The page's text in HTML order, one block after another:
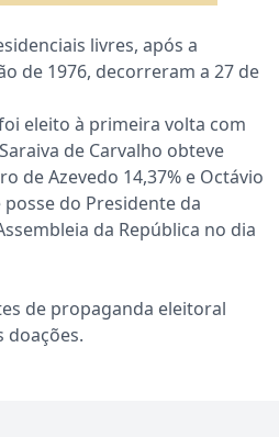
livres, após a
de 1976, decorreram a 27 de
eleito à primeira volta com
de Carvalho obteve
de Azevedo 14,37% e Octávio
posse do Presidente da
da República no dia
de propaganda eleitoral
doações.